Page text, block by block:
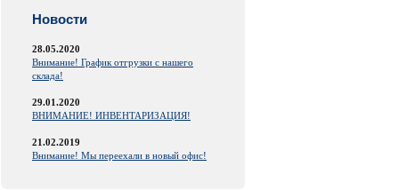
Новости
28.05.2020
Внимание! График отгрузки с нашего
склада!
29.01.2020
ВНИМАНИЕ! ИНВЕНТАРИЗАЦИЯ!
21.02.2019
Внимание! Мы переехали в новый офис!